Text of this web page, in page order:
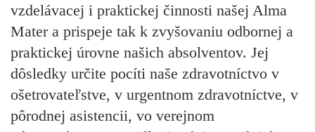
vzdelávacej i praktickej činnosti našej Alma
Mater a prispeje tak k zvyšovaniu odbornej a
praktickej úrovne našich absolventov. Jej
dôsledky určite pocíti naše zdravotníctvo v
ošetrovateľstve, v urgentnom zdravotníctve, v
pôrodnej asistencii, vo verejnom